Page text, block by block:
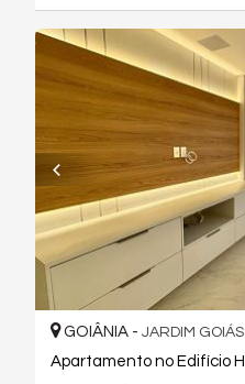
GOIÂNIA - JARDIM GOIÁS